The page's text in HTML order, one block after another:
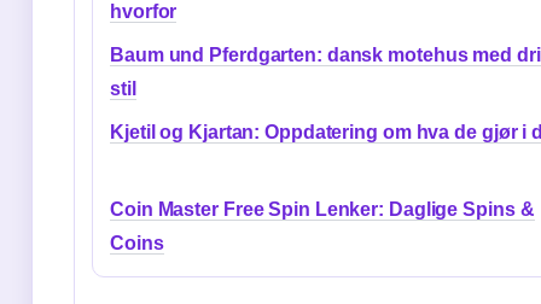
hvorfor
Baum und Pferdgarten: dansk motehus med
stil
Kjetil og Kjartan: Oppdatering om hva de gjør i
Coin Master Free Spin Lenker: Daglige Spins &
Coins